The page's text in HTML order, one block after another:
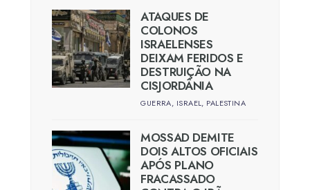
ATAQUES DE
COLONOS
ISRAELENSES
DEIXAM FERIDOS E
DESTRUIÇÃO NA
CISJORDÂNIA
GUERRA, ISRAEL, PALESTINA
MOSSAD DEMITE
DOIS ALTOS OFICIAIS
APÓS PLANO
FRACASSADO